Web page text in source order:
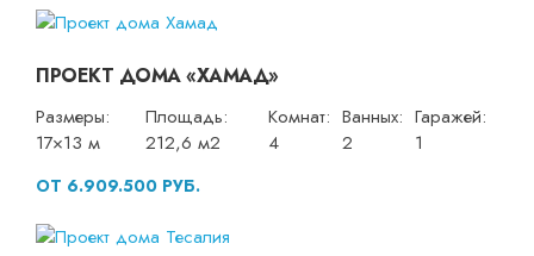
ПРОЕКТ ДОМА «ХАМАД»
Размеры:
17×13 м
Площадь:
212,6 м2
Комнат:
4
Ванных:
2
Гаражей:
1
ОТ 6.909.500 РУБ.